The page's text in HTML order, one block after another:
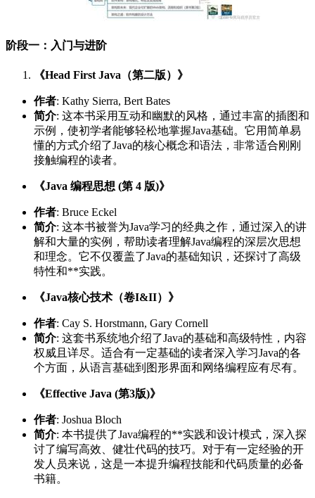
阶段一：入门与进阶
《Head First Java（第二版）》
作者: Kathy Sierra, Bert Bates
简介: 这本书采用互动和幽默的风格，通过丰富的插图和
示例，使初学者能够轻松地掌握Java基础。它用简单易
懂的方式介绍了Java的核心概念和语法，非常适合刚刚
接触编程的读者。
《Java 编程思想 (第 4 版)》
作者: Bruce Eckel
简介: 这本书被誉为Java学习的经典之作，通过深入的讲
解和大量的实例，帮助读者理解Java编程的深层次思想
和理念。它不仅覆盖了Java的基础知识，还探讨了高级
特性和**实践。
《Java核心技术（卷I&II）》
作者: Cay S. Horstmann, Gary Cornell
简介: 这套书系统地介绍了Java的基础和高级特性，内容
权威且详尽。适合有一定基础的读者深入学习Java的各
个方面，从语言基础到图形界面和网络编程应有尽有。
《Effective Java (第3版)》
作者: Joshua Bloch
简介: 本书提供了Java编程的**实践和设计模式，深入探
讨了编写高效、健壮代码的技巧。对于有一定经验的开
发人员来说，这是一本提升编程技能和代码质量的必备
书籍。